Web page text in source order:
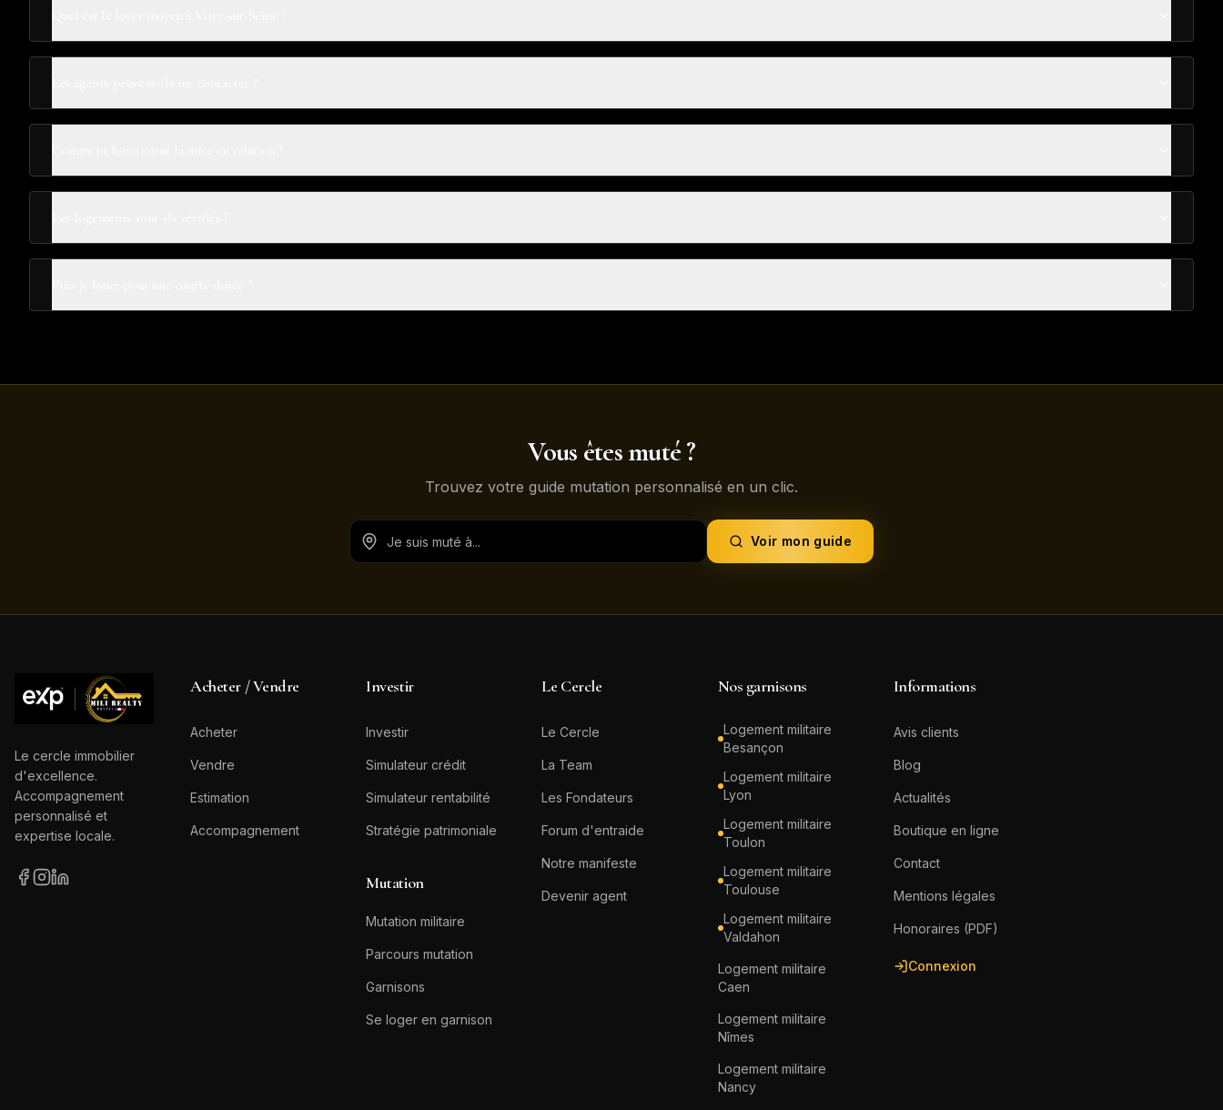
Vous êtes muté ?
Trouvez votre guide mutation personnalisé en un clic.
Voir mon guide
Le cercle immobilier
d'excellence.
Accompagnement
personnalisé et
expertise locale.
Acheter / Vendre
Acheter
Vendre
Estimation
Accompagnement
Investir
Investir
Simulateur crédit
Simulateur rentabilité
Stratégie patrimoniale
Mutation
Mutation militaire
Parcours mutation
Garnisons
Se loger en garnison
Le Cercle
Le Cercle
La Team
Les Fondateurs
Forum d'entraide
Notre manifeste
Devenir agent
Nos garnisons
Logement militaire
Besançon
Logement militaire
Lyon
Logement militaire
Toulon
Logement militaire
Toulouse
Logement militaire
Valdahon
Logement militaire
Caen
Logement militaire
Nîmes
Logement militaire
Nancy
Informations
Avis clients
Blog
Actualités
Boutique en ligne
Contact
Mentions légales
Honoraires (PDF)
Connexion